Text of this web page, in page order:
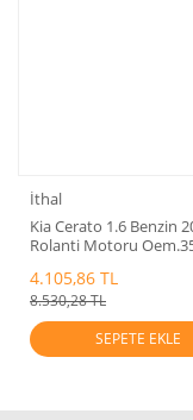
İthal
Kia Cerato 1.6 Benzin
Rolanti Motoru
4.105,86 TL
8.530,28 TL
SEPETE EKLE